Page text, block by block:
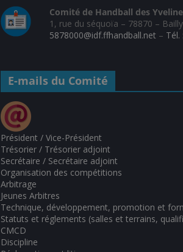
Comité de Handball des
1, rue du séquoïa – 78870 – Bailly
5878000@idf.ffhandball.net – Tél.
E-mails du Comité
Président / Vice-Président
Trésorier / Trésorier adjoint
Secrétaire / Secrétaire adjoint
Organisation des compétitions
Arbitrage
Jeunes Arbitres
Technique, développement, promotion et
Statuts et réglements (salles et terrains,
CMCD
Discipline